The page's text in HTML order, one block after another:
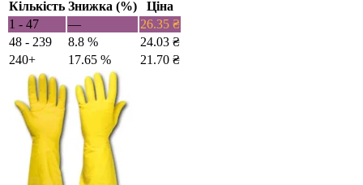
Кількість Знижка (%)
Ціна
1 - 47
— 26.35 ₴
48 - 239
8.8 % 24.03 ₴
240+
17.65 % 21.70 ₴